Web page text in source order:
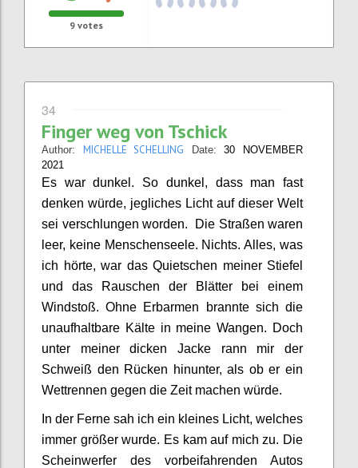
9 votes
34
Finger weg von Tschick
Author: MICHELLE SCHELLING Date:30 NOVEMBER
2021
Es war dunkel. So dunkel, dass man fast
denken würde, jegliches Licht auf dieser Welt
sei verschlungen worden. Die Straßen waren
leer, keine Menschenseele. Nichts. Alles, was
ich hörte, war das Quietschen meiner Stiefel
und das Rauschen der Blätter bei einem
Windstoß. Ohne Erbarmen brannte sich die
unaufhaltbare Kälte in meine Wangen. Doch
unter meiner dicken Jacke rann mir der
Schweiß den Rücken hinunter, als ob er ein
Wettrennen gegen die Zeit machen würde.
In der Ferne sah ich ein kleines Licht, welches
immer größer wurde. Es kam auf mich zu. Die
Scheinwerfer des vorbeifahrenden Autos